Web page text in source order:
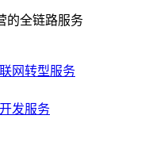
的全链路服务
网转型服务
发服务